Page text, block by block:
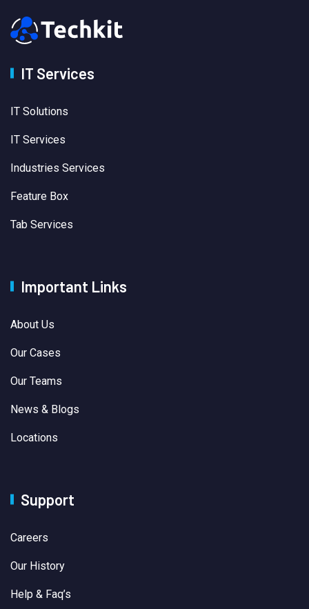
IT Services
IT Solutions
IT Services
Industries Services
Feature Box
Tab Services
Important Links
About Us
Our Cases
Our Teams
News & Blogs
Locations
Support
Careers
Our History
Help & Faq’s